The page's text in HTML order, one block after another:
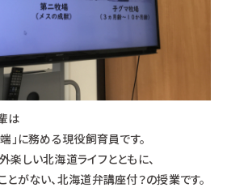
は
」に務める現役飼育員です。
楽しい北海道ライフとともに、
とがない、北海道弁講座付？の授業です。